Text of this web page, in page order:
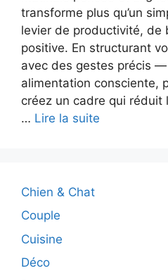
transforme plus qu’un
levier de productivité, de
positive. En structurant
avec des gestes précis
alimentation consciente,
créez un cadre qui réduit
… Lire la suite
Chien & Chat
Couple
Cuisine
Déco